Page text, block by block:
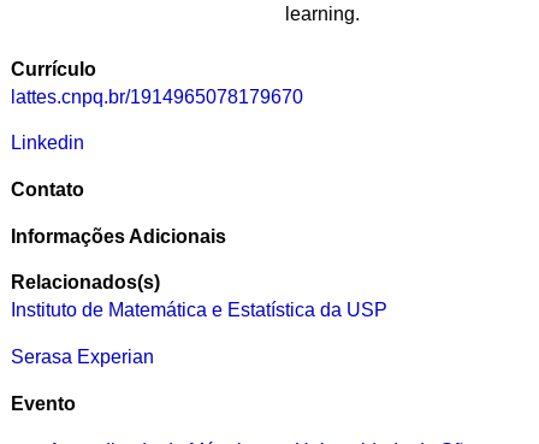
learning.
Currículo
lattes.cnpq.br/1914965078179670
Linkedin
Contato
Informações Adicionais
Relacionados(s)
Instituto de Matemática e Estatística da USP
Serasa Experian
Evento